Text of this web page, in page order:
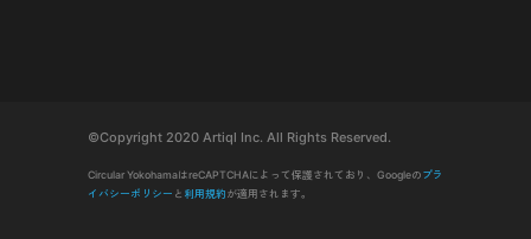
©Copyright 2020 Artiql Inc. All Rights Reserved.
Circular YokohamaはreCAPTCHAによって保護されており、Googleのプラ
イバシーポリシー と 利用規約が適用されます。